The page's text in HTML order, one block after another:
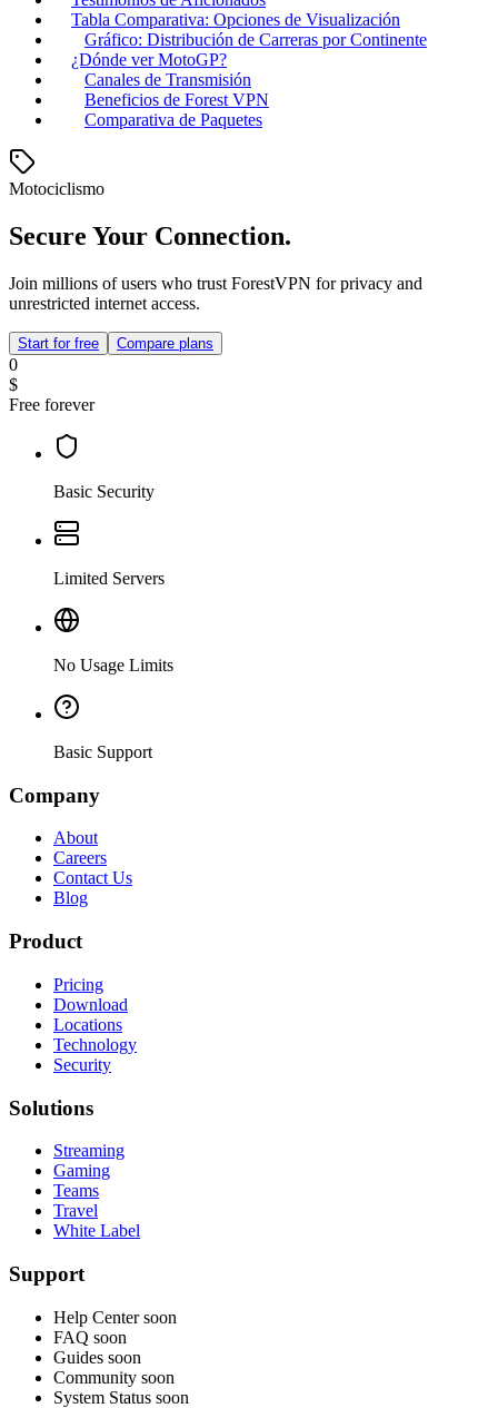
Tabla Comparativa: Opciones de Visualización
Gráfico: Distribución de Carreras por Continente
¿Dónde ver MotoGP?
Canales de Transmisión
Beneficios de Forest VPN
Comparativa de Paquetes
Motociclismo
Secure Your Connection.
Join millions of users who trust ForestVPN for privacy and
unrestricted internet access.
Start for free Compare plans
0
$
Free forever
Basic Security
Limited Servers
No Usage Limits
Basic Support
Company
About
Careers
Contact Us
Blog
Product
Pricing
Download
Locations
Technology
Security
Solutions
Streaming
Gaming
Teams
Travel
White Label
Support
Help Center soon
FAQ soon
Guides soon
Community soon
System Status soon